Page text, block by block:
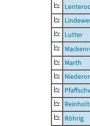
Lutter
Marth
Röhrig